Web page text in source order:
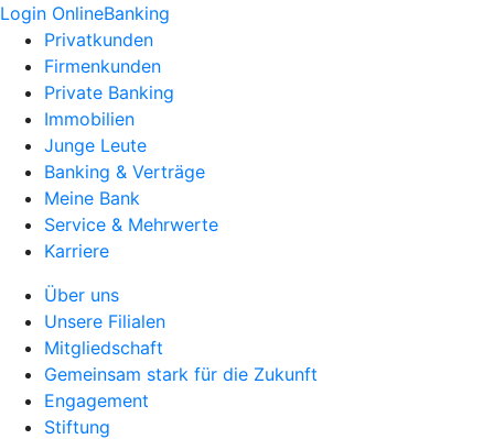
Login OnlineBanking
Privatkunden
Firmenkunden
Private Banking
Immobilien
Junge Leute
Banking & Verträge
Meine Bank
Service & Mehrwerte
Karriere
Über uns
Unsere Filialen
Mitgliedschaft
Gemeinsam stark für die Zukunft
Engagement
Stiftung